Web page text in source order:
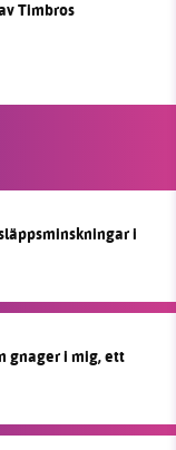
Timbros
i
gnager i mig, ett